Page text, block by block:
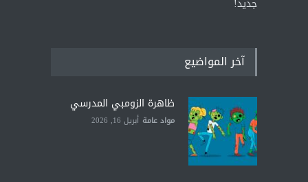
آخر المواضيع
ظاهرة الزومبي المدرسي
مواد عامة أبريل 16, 2026